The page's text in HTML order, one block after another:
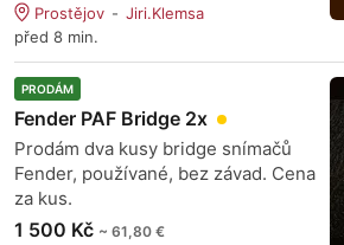
Prostějov
Jiri.Klemsa
před 8 min.
PRODÁM
Fender PAF Bridge 2x
Prodám dva kusy bridge snímačů
Fender, používané, bez závad. Cena
za kus.
1 500 Kč ~ 61,80 €